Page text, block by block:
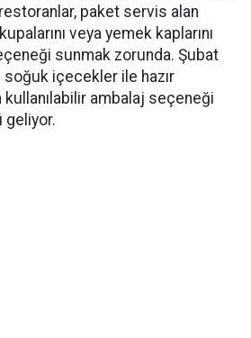
paket servis alan
veya yemek kaplarını
sunmak zorunda. Şubat
soğuk içecekler ile hazır
ambalaj seçeneği
geliyor.